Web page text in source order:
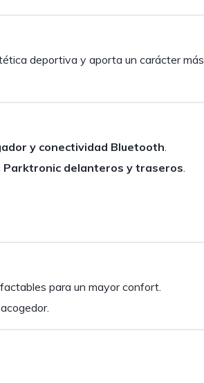
deportiva y aporta un carácter más
y conectividad Bluetooth.
Parktronic delanteros y traseros.
para un mayor confort.